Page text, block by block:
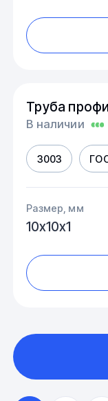
Труба
В наличии
3003
Размер, мм
10х10х1